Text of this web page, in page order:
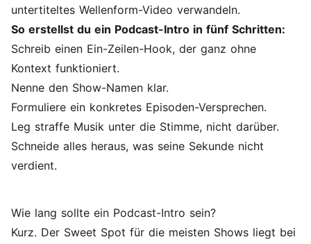
untertiteltes Wellenform-Video verwandeln.
So erstellst du ein Podcast-Intro in fünf Schritten:
Schreib einen Ein-Zeilen-Hook, der ganz ohne
Kontext funktioniert.
Nenne den Show-Namen klar.
Formuliere ein konkretes Episoden-Versprechen.
Leg straffe Musik unter die Stimme, nicht darüber.
Schneide alles heraus, was seine Sekunde nicht
verdient.
Wie lang sollte ein Podcast-Intro sein?
Kurz. Der Sweet Spot für die meisten Shows liegt bei